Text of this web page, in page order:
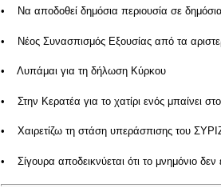
• Να αποδοθεί δημόσια περιουσία σε
• Νέος Συνασπισμός Εξουσίας από τα
• Λυπάμαι για τη δήλωση Κύρκου
• Στην Κερατέα για το χατίρι ενός μπαίνει
• Χαιρετίζω τη στάση υπεράσπισης του
• Σίγουρα αποδεικνύεται ότι το μνημόνιο